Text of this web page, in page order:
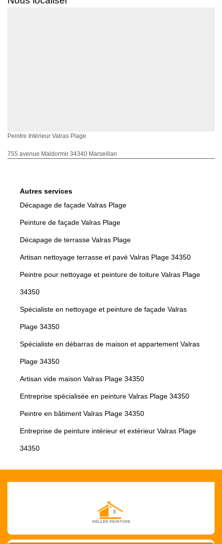
Peintre Intérieur Valras Plage
755 avenue Maldormir 34340 Marseillan
Autres services
Décapage de façade Valras Plage
Peinture de façade Valras Plage
Décapage de terrasse Valras Plage
Artisan nettoyage terrasse et pavé Valras Plage 34350
Peintre pour nettoyage et peinture de toiture Valras Plage
34350
Spécialiste en nettoyage et peinture de façade Valras
Plage 34350
Spécialiste en débarras de maison et appartement Valras
Plage 34350
Artisan vide maison Valras Plage 34350
Entreprise spécialisée en peinture Valras Plage 34350
Peintre en bâtiment Valras Plage 34350
Entreprise de peinture intérieur et extérieur Valras Plage
34350